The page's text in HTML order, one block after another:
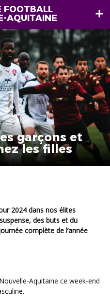
FOOTBALL
AQUITAINE
garçons et
les filles
des buts et du
complète de l’année